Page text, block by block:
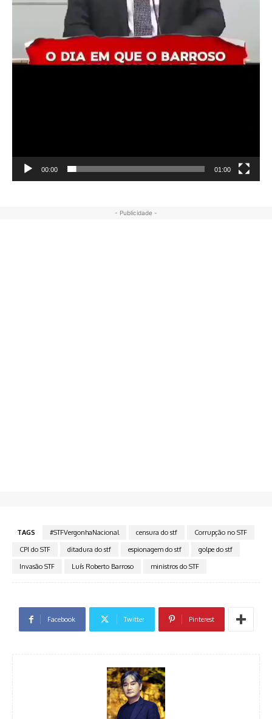
00:00 01:00
- Publicidade -
TAGS #STFVergonhaNacional censura do stf
Corrupção no STF
CPI do STF
ditadura do stf espionagem do stf
golpe do stf
Invasão STF
Luís Roberto Barroso ministros do STF
Facebook Twitter Pinterest